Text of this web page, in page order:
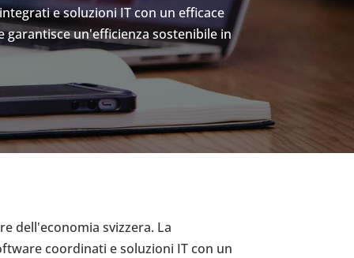
e soluzioni IT con un efficace
garantisce un'efficienza sostenibile in
dell'economia svizzera. La
coordinati e soluzioni IT con un